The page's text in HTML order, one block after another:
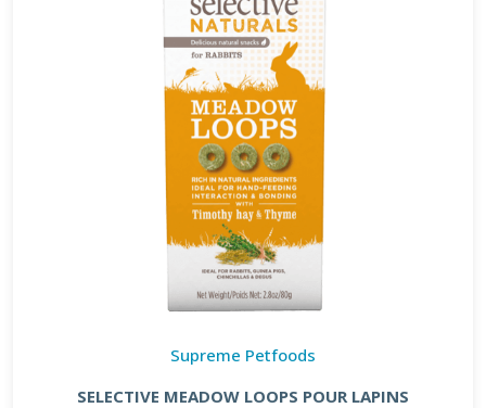
Supreme Petfoods
SELECTIVE MEADOW LOOPS POUR LAPINS